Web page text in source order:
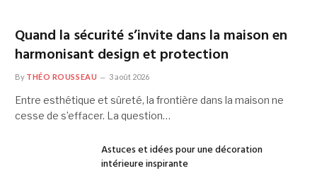
Quand la sécurité s’invite dans la maison en
harmonisant design et protection
By THÉO ROUSSEAU 3 août 2026
Entre esthétique et sûreté, la frontière dans la maison ne
cesse de s’effacer. La question…
Astuces et idées pour une décoration
intérieure inspirante